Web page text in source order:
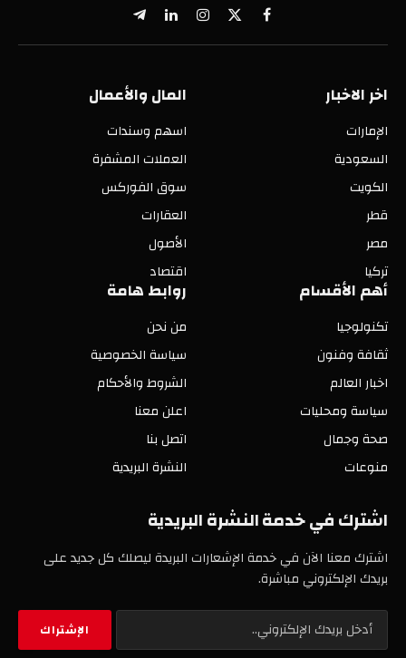
فيسبوك
X
(Twitter)
الانستغراملينكدإنتيلقرام
اخر الاخبار
الإمارات
السعودية
الكويت
قطر
مصر
تركيا
المال والأعمال
اسهم وسندات
العملات المشفرة
سوق الفوركس
العقارات
الأصول
اقتصاد
أهم الأقسام
تكنولوجيا
ثقافة وفنون
اخبار العالم
سياسة ومحليات
صحة وجمال
منوعات
روابط هامة
من نحن
سياسة الخصوصية
الشروط والأحكام
اعلن معنا
اتصل بنا
النشرة البريدية
اشترك في خدمة النشرة البريدية
اشترك معنا الآن في خدمة الإشعارات البريدة ليصلك كل جديد على
بريدك الإلكتروني مباشرة.